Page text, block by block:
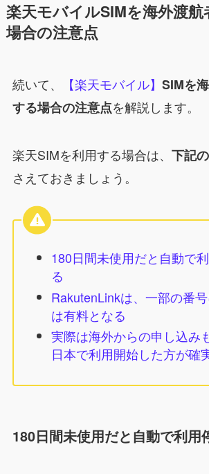
楽天モバイルSIMを海外渡航
場合の注意点
続いて、 【楽天モバイル】 SIMを
する場合の注意点を解説します。
楽天SIMを利用する場合は、 下記
さえておきましょう。
180日間未使用だと自動で
る
RakutenLinkは、一部の番
は有料となる
実際は海外からの申し込み
日本で利用開始した方が確
180日間未使用だと自動で利用